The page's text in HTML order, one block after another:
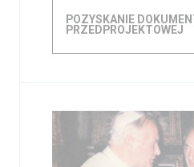
POZYSKANIE
PRZEDPROJEKTOWEJ